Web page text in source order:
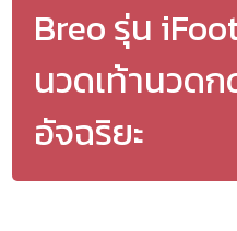
Breo รุ่น
นวดเท้านวด
อัจฉริยะ